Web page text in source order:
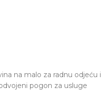
na malo za radnu odjeću i
pogon za usluge